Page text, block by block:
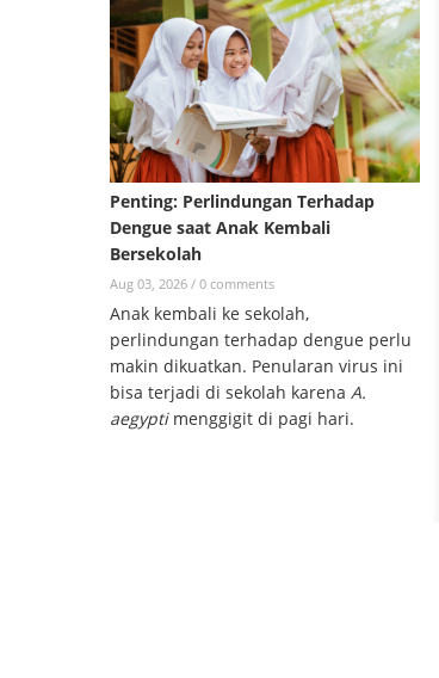
Penting: Perlindungan Terhadap
Dengue saat Anak Kembali
Bersekolah
Aug 03, 2026 / 0 comments
Anak kembali ke sekolah,
perlindungan terhadap dengue perlu
makin dikuatkan. Penularan virus ini
bisa terjadi di sekolah karena A.
aegyptimenggigit di pagi hari.